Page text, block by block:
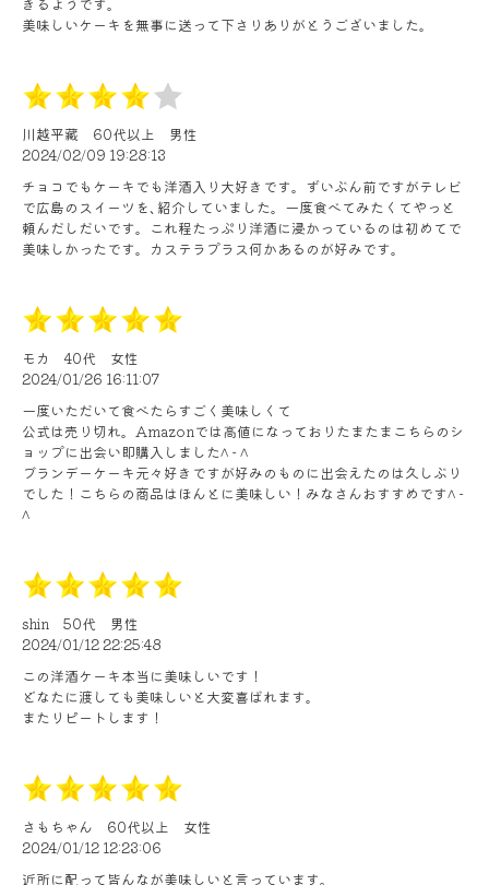
美味しいケーキを無事に送って下さりありがとうございました。
川越平藏 60代以上
男性
2024/02/09 19:28:13
チョコでもケーキでも洋酒入り大好きです。ずいぶん前ですがテレビ
で広島のスイーツを､紹介していました。一度食べてみたくてやっと
頼んだしだいです。これ程たっぷり洋酒に浸かっているのは初めてで
美味しかったです。カステラプラス何かあるのが好みです。
モカ 40代
女性
2024/01/26 16:11:07
一度いただいて食べたらすごく美味しくて
公式は売り切れ。Amazonでは高値になっておりたまたまこちらのシ
ョップに出会い即購入しました^ - ^
ブランデーケーキ元々好きですが好みのものに出会えたのは久しぶり
でした！こちらの商品はほんとに美味しい！みなさんおすすめです^ -
^
shin 50代
男性
2024/01/12 22:25:48
この洋酒ケーキ本当に美味しいです！
どなたに渡しても美味しいと大変喜ばれます。
またリピートします！
さもちゃん 60代以上
女性
2024/01/12 12:23:06
近所に配って皆んなが美味しいと言っています。